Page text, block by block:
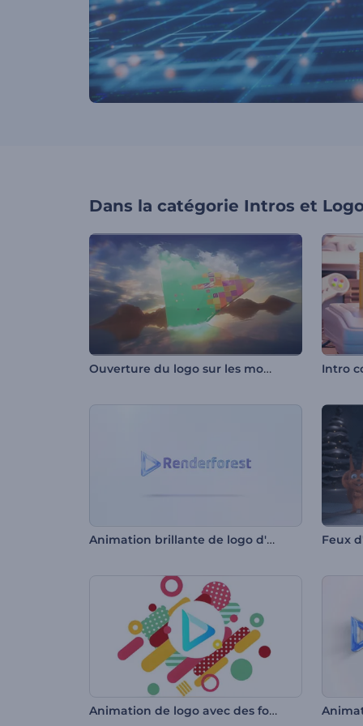
Dans la catégorie Intros et
Ouverture du logo sur les montagnes Intro
Animation brillante de logo d'entreprise
Animation de logo avec des formes colorées